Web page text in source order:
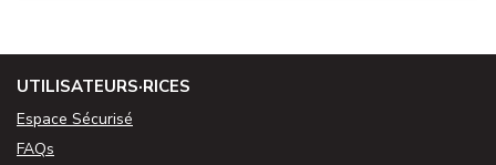
UTILISATEURS·RICES
Espace Sécurisé
FAQs